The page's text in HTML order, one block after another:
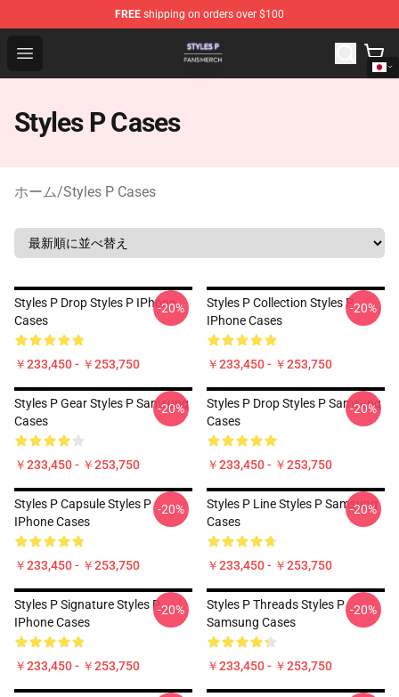
FREE shipping on orders over $100
Open menu
Styles P Shop - Official Styles P Merchandise Store
Styles P Cases
ホーム/Styles P Cases
Styles P Drop Styles P IPhone
Cases
￥233,450 - ￥253,750
-20%
Styles P Collection Styles P
IPhone Cases
￥233,450 - ￥253,750
-20%
Styles P Gear Styles P Samsung
Cases
￥233,450 - ￥253,750
-20%
Styles P Drop Styles P Samsung
Cases
￥233,450 - ￥253,750
-20%
Styles P Capsule Styles P
IPhone Cases
￥233,450 - ￥253,750
-20%
Styles P Line Styles P Samsung
Cases
￥233,450 - ￥253,750
-20%
Styles P Signature Styles P
IPhone Cases
￥233,450 - ￥253,750
-20%
Styles P Threads Styles P
Samsung Cases
￥233,450 - ￥253,750
-20%